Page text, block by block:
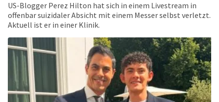
US-Blogger Perez Hilton hat sich in einem Livestream in
offenbar suizidaler Absicht mit einem Messer selbst verletzt.
Aktuell ist er in einer Klinik.